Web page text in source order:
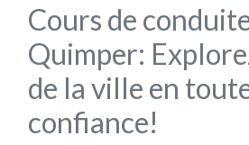
Cours de
Quimper:
de la ville en
confiance!